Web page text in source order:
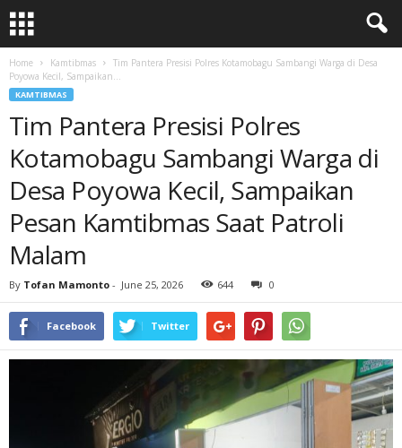
Home Kamtibmas
Tim Pantera Presisi Polres Kotamobagu Sambangi Warga di Desa
Poyowa Kecil, Sampaikan...
KAMTIBMAS
Tim Pantera Presisi Polres
Kotamobagu Sambangi Warga di
Desa Poyowa Kecil, Sampaikan
Pesan Kamtibmas Saat Patroli
Malam
By Tofan Mamonto - June 25, 2026 644 0
Facebook Twitter